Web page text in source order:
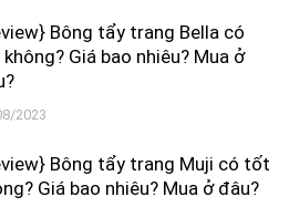
Bông tẩy trang Bella có
Giá bao nhiêu? Mua ở
2023
Bông tẩy trang Muji có tốt
Giá bao nhiêu? Mua ở đâu?